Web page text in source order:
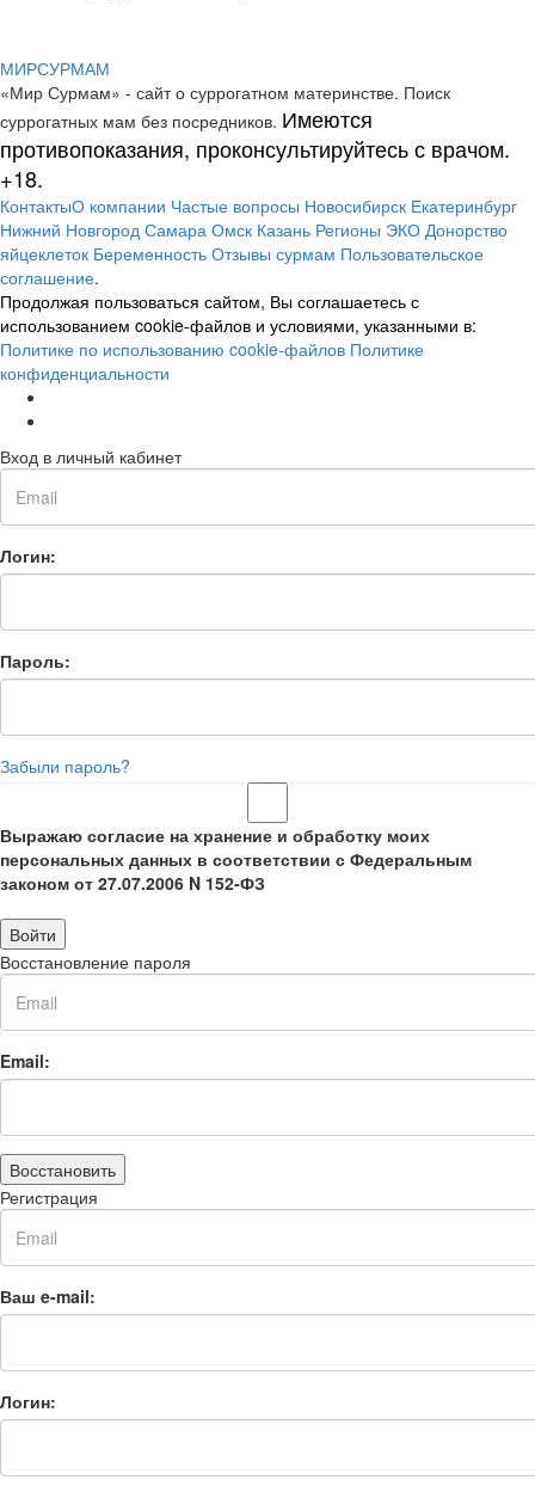
МИРСУРМАМ
«Мир Сурмам» - сайт о суррогатном материнстве. Поиск
суррогатных мам без посредников. Имеются
противопоказания, проконсультируйтесь с врачом.
+18.
КонтактыО компании Частые вопросы Новосибирск Екатеринбург
Нижний Новгород Самара Омск Казань Регионы ЭКО Донорство
яйцеклеток Беременность Отзывы сурмам Пользовательское
соглашение.
Продолжая пользоваться сайтом, Вы соглашаетесь с
использованием cookie-файлов и условиями, указанными в:
Политике по использованию cookie-файлов Политике
конфиденциальности
Вход в личный кабинет
Логин:
Пароль:
Забыли пароль?
Выражаю согласие на хранение и обработку моих
персональных данных в соответствии с Федеральным
законом от 27.07.2006 N 152-ФЗ
Войти
Восстановление пароля
Email:
Восстановить
Регистрация
Ваш e-mail:
Логин: